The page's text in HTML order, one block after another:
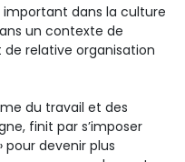
important dans la culture
un contexte de
relative organisation
du travail et des
finit par s’imposer
pour devenir plus